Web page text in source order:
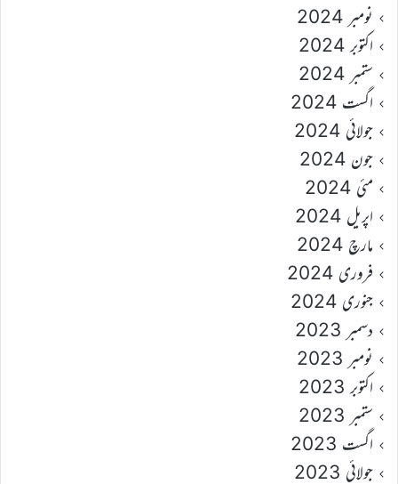
نومبر 2024
اکتوبر 2024
ستمبر 2024
اگست 2024
جولائی 2024
جون 2024
مئی 2024
اپریل 2024
مارچ 2024
فروری 2024
جنوری 2024
دسمبر 2023
نومبر 2023
اکتوبر 2023
ستمبر 2023
اگست 2023
جولائی 2023